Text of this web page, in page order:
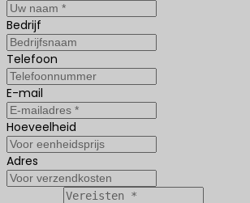
Bedrijf
Telefoon
E-mail
Hoeveelheid
Adres